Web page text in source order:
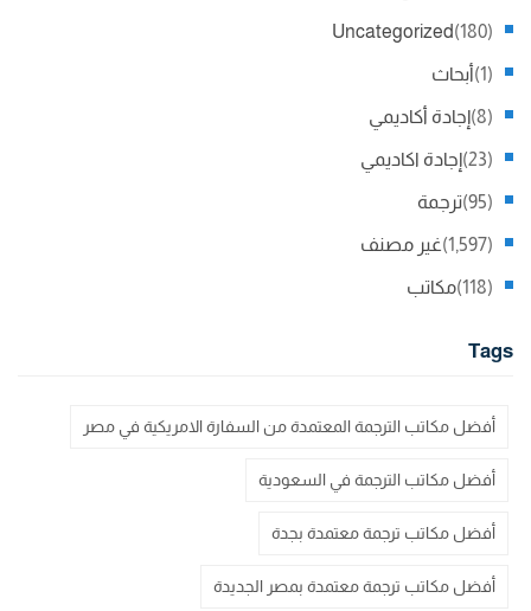
Uncategorized (180)
أبحاث (1)
إجادة أكاديمي (8)
إجادة اكاديمي (23)
ترجمة (95)
غير مصنف (1,597)
مكاتب (118)
Tags
أفضل مكاتب الترجمة المعتمدة من السفارة الامريكية في مصر
أفضل مكاتب الترجمة في السعودية
أفضل مكاتب ترجمة معتمدة بجدة
أفضل مكاتب ترجمة معتمدة بمصر الجديدة